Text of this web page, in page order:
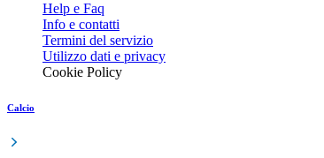
Help e Faq
Info e contatti
Termini del servizio
Utilizzo dati e privacy
Cookie Policy
Calcio